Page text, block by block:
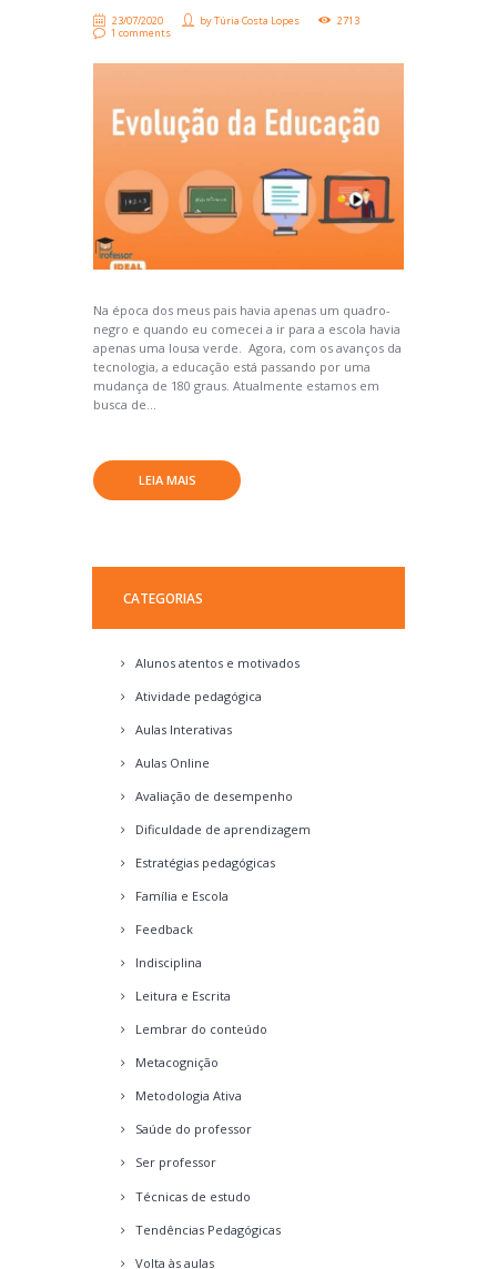
23/07/2020 byTúria Costa Lopes
2713
1 comments
Na época dos meus pais havia apenas um quadro-
negro e quando eu comecei a ir para a escola havia
apenas uma lousa verde. Agora, com os avanços da
tecnologia, a educação está passando por uma
mudança de 180 graus. Atualmente estamos em
busca de...
LEIA MAIS
CATEGORIAS
Alunos atentos e motivados
Atividade pedagógica
Aulas Interativas
Aulas Online
Avaliação de desempenho
Dificuldade de aprendizagem
Estratégias pedagógicas
Família e Escola
Feedback
Indisciplina
Leitura e Escrita
Lembrar do conteúdo
Metacognição
Metodologia Ativa
Saúde do professor
Ser professor
Técnicas de estudo
Tendências Pedagógicas
Volta às aulas